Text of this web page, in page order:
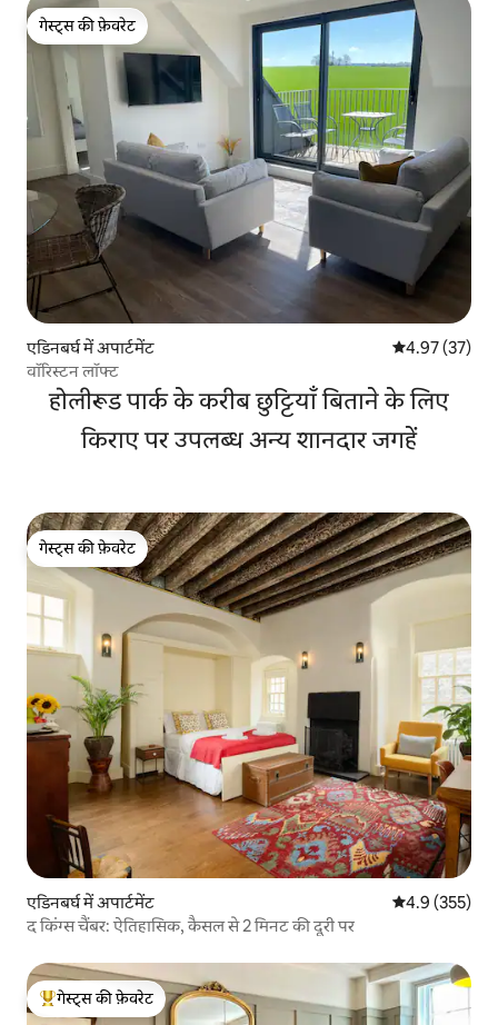
गेस्ट्स की फ़ेवरेट
गेस्ट्स की फ़ेवरेट
एडिनबर्घ में अपार्टमेंट औसत रेटिंग 5 में
4.97 (37)
वॉरिस्टन लॉफ्ट
होलीरूड पार्क के करीब छुट्टियाँ बिताने के लिए
किराए पर उपलब्ध अन्य शानदार जगहें
गेस्ट्स की फ़ेवरेट
गेस्ट्स की फ़ेवरेट
एडिनबर्घ में अपार्टमेंट औसत रेटिंग 5 में
4.9 (355)
द किंग्स चैंबर: ऐतिहासिक, कैसल से 2 मिनट की दूरी पर
गेस्ट्स का टॉप फ़ेवरेट
गेस्ट्स की फ़ेवरेट